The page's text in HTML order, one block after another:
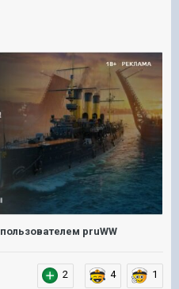
пользователем pruWW
2 4 1